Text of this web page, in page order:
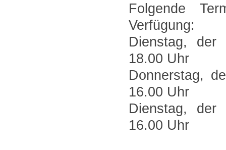
Folgende
Verfügung:
Dienstag, der
18.00 Uhr
Donnerstag,
16.00 Uhr
Dienstag, der
16.00 Uhr